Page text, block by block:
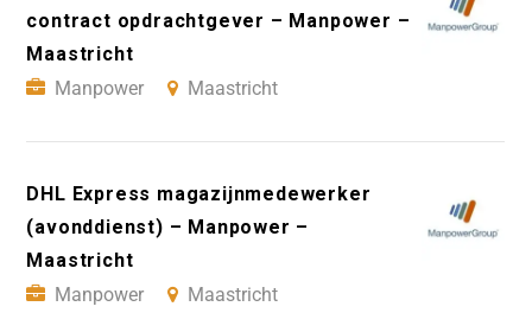
contract opdrachtgever – Manpower –
Maastricht
Manpower
Maastricht
DHL Express magazijnmedewerker
(avonddienst) – Manpower –
Maastricht
Manpower
Maastricht